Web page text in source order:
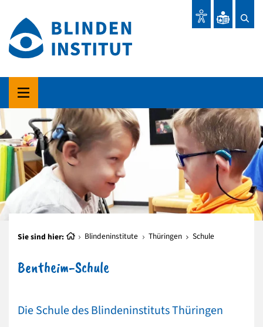
Sie sind hier: Blindeninstitute Thüringen Schule
Bentheim-Schule
Die Schule des Blindeninstituts Thüringen